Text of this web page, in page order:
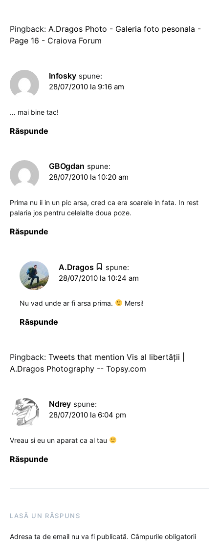
Pingback: A.Dragos Photo - Galeria foto pesonala -
Page 16 - Craiova Forum
Infosky spune:
28/07/2010 la 9:16 am
… mai bine tac!
Răspunde
GBOgdan spune:
28/07/2010 la 10:20 am
Prima nu ii in un pic arsa, cred ca era soarele in fata. In rest
palaria jos pentru celelalte doua poze.
Răspunde
A.Dragos
spune:
28/07/2010 la 10:24 am
Nu vad unde ar fi arsa prima. Mersi!
Răspunde
Pingback: Tweets that mention Vis al libertăţii |
A.Dragos Photography -- Topsy.com
Ndrey spune:
28/07/2010 la 6:04 pm
Vreau si eu un aparat ca al tau
Răspunde
LASĂ UN RĂSPUNS
Adresa ta de email nu va fi publicată. Câmpurile obligatorii